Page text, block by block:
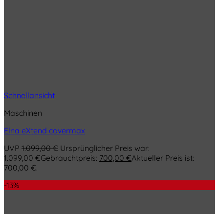
Schnellansicht
Maschinen
Elna eXtend covermax
UVP 1.099,00€ Ursprünglicher Preis war:
1.099,00 €Gebrauchtpreis: 700,00 €Aktueller Preis ist:
700,00 €.
-13%